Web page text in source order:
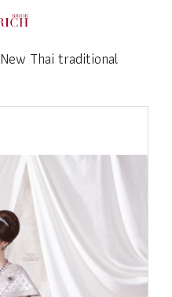
New Thai traditional